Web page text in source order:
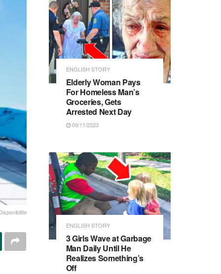
ENGLISH STORY
Elderly Woman Pays
For Homeless Man’s
Groceries, Gets
Arrested Next Day
09/11/2023
ENGLISH STORY
3 Girls Wave at Garbage
Man Daily Until He
Realizes Something’s
Off